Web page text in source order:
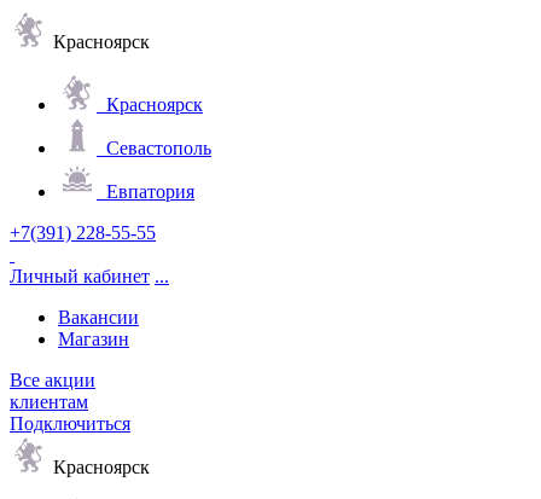
Красноярск
Красноярск
Севастополь
Евпатория
+7(391) 228-55-55
Личный кабинет ...
Вакансии
Магазин
Все акции
клиентам
Подключиться
Красноярск